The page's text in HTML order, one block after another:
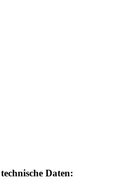
Daten: